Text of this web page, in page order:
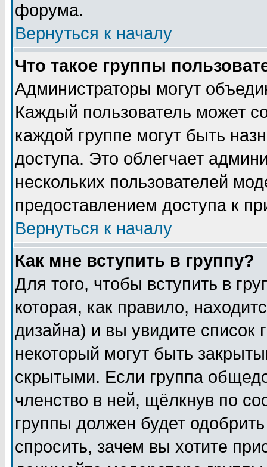
форума.
Вернуться к началу
Что такое группы
Администраторы могут
Каждый пользователь может
каждой группе могут быть
доступа. Это облегчает
нескольких пользователей
предоставлением доступа к
Вернуться к началу
Как мне вступить в группу?
Для того, чтобы вступить в
которая, как правило,
дизайна) и вы увидите список
некоторый могут быть
скрытыми. Если группа
членство в ней, щёлкнув по
группы должен будет
спросить, зачем вы хотите